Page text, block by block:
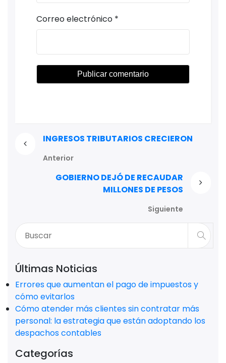
Correo electrónico *
INGRESOS TRIBUTARIOS CRECIERON
Anterior
GOBIERNO DEJÓ DE RECAUDAR
MILLONES DE PESOS
Siguiente
Últimas Noticias
Errores que aumentan el pago de impuestos y
cómo evitarlos
Cómo atender más clientes sin contratar más
personal: la estrategia que están adoptando los
despachos contables
Categorías